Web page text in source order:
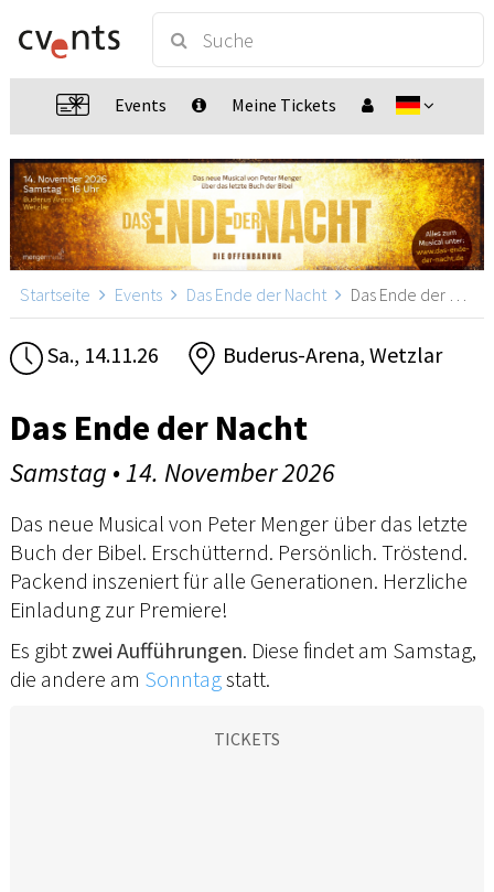
Events Meine Tickets
Startseite Events Das Ende der Nacht Das Ende der Nacht, Wetzlar
Sa., 14.11.26 Buderus-Arena, Wetzlar
Das Ende der Nacht
Samstag • 14. November 2026
Das neue Musical von Peter Menger über das letzte
Buch der Bibel. Erschütternd. Persönlich. Tröstend.
Packend inszeniert für alle Generationen. Herzliche
Einladung zur Premiere!
Es gibt zwei Aufführungen. Diese findet am Samstag,
die andere am Sonntagstatt.
TICKETS